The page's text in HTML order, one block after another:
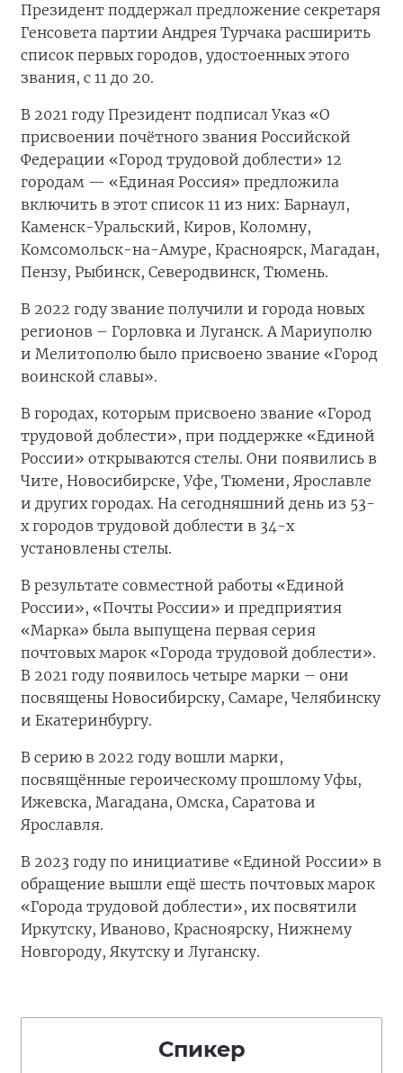
Президент поддержал предложение секретаря
Генсовета партии Андрея Турчака расширить
список первых городов, удостоенных этого
звания, с 11 до 20.
В 2021 году Президент подписал Указ «О
присвоении почётного звания Российской
Федерации «Город трудовой доблести» 12
городам — «Единая Россия» предложила
включить в этот список 11 из них: Барнаул,
Каменск-Уральский, Киров, Коломну,
Комсомольск-на-Амуре, Красноярск, Магадан,
Пензу, Рыбинск, Северодвинск, Тюмень.
В 2022 году звание получили и города новых
регионов – Горловка и Луганск. А Мариуполю
и Мелитополю было присвоено звание «Город
воинской славы».
В городах, которым присвоено звание «Город
трудовой доблести», при поддержке «Единой
России» открываются стелы. Они появились в
Чите, Новосибирске, Уфе, Тюмени, Ярославле
и других городах. На сегодняшний день из 53-
х городов трудовой доблести в 34-х
установлены стелы.
В результате совместной работы «Единой
России», «Почты России» и предприятия
«Марка» была выпущена первая серия
почтовых марок «Города трудовой доблести».
В 2021 году появилось четыре марки – они
посвящены Новосибирску, Самаре, Челябинску
и Екатеринбургу.
В серию в 2022 году вошли марки,
посвящённые героическому прошлому Уфы,
Ижевска, Магадана, Омска, Саратова и
Ярославля.
В 2023 году по инициативе «Единой России» в
обращение вышли ещё шесть почтовых марок
«Города трудовой доблести», их посвятили
Иркутску, Иваново, Красноярску, Нижнему
Новгороду, Якутску и Луганску.
Спикер